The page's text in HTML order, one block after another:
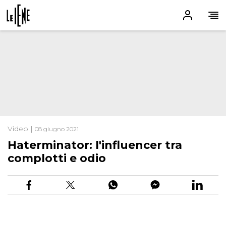
Video | 08 giugno 2021
Haterminator: l'influencer tra
complotti e odio